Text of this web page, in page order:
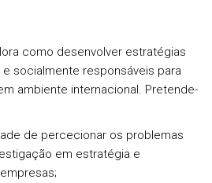
como desenvolver estratégias
socialmente responsáveis para
ambiente internacional. Pretende-
de percecionar os problemas
em estratégia e